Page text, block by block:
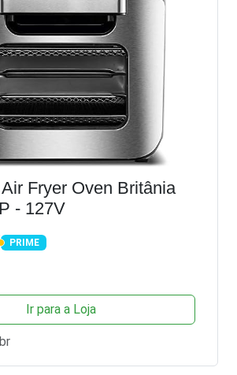
Fryer Oven Britânia
- 127V
PRIME
PRIME
Ir para a Loja